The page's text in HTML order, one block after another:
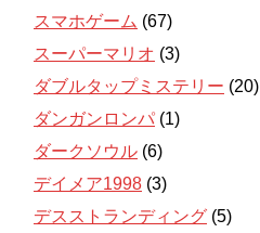
スマホゲーム (67)
スーパーマリオ (3)
ダブルタップミステリー (20)
ダンガンロンパ (1)
ダークソウル (6)
デイメア1998 (3)
デスストランディング (5)